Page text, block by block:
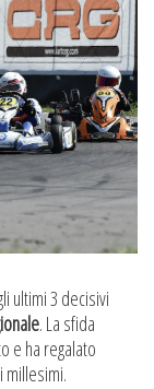
ultimi 3 decisivi
. La sfida
e ha regalato
millesimi.